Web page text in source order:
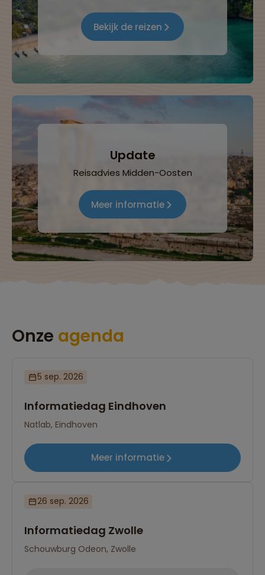
Bekijk de reizen
Update
Reisadvies Midden-Oosten
Meer informatie
Onze agenda
5 sep. 2026
Informatiedag Eindhoven
Natlab, Eindhoven
Meer informatie
26 sep. 2026
Informatiedag Zwolle
Schouwburg Odeon, Zwolle